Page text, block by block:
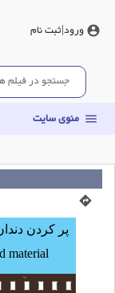
account_circle ورود|ثبت نام
menu منوی سایت
directions